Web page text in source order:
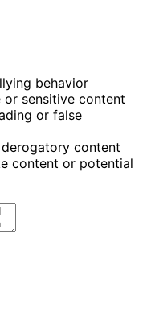
behavior
or sensitive content
or false
content
content or potential